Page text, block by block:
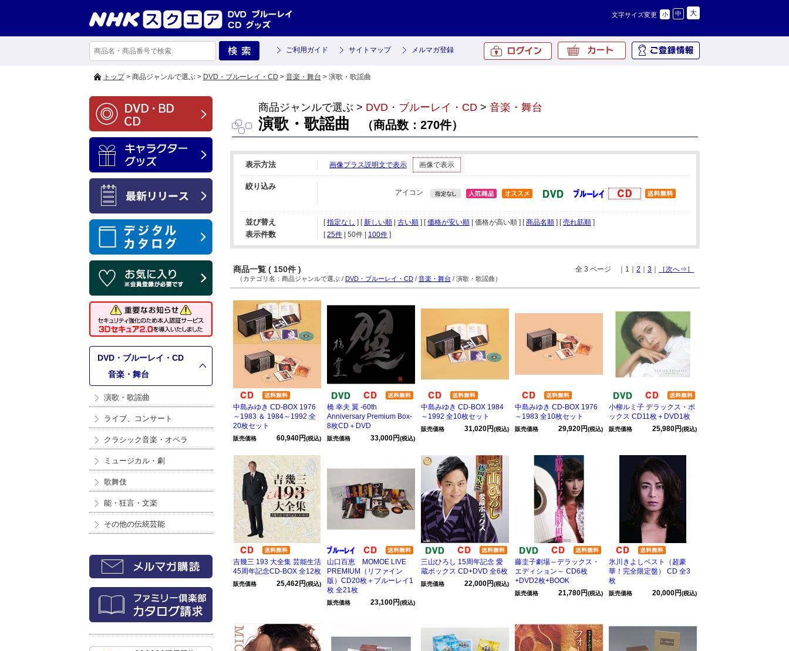
文字サイズ変更 小 中 大
ご利用ガイド サイトマップ メルマガ登録
トップ> 商品ジャンルで選ぶ > DVD・ブルーレイ・CD > 音楽・舞台 > 演歌・歌謡曲
DVD・ブルーレイ・CD
音楽・舞台
演歌・歌謡曲
ライブ、コンサート
クラシック音楽・オペラ
ミュージカル・劇
歌舞伎
能・狂言・文楽
その他の伝統芸能
商品ジャンルで選ぶ > DVD・ブルーレイ・CD > 音楽・舞台
演歌・歌謡曲 （商品数：270件）
表示方法 画像プラス説明文で表示 画像で表示
絞り込み
アイコン
並び替え [指定なし ] [新しい順 古い順 ] [価格が安い順 | 価格が高い順 ] [商品名順 ] [売れ筋順 ]
表示件数 [ 25件 50件 100件 ]
商品一覧 ( 150件 ) 全 3 ページ ｜1｜ 2 3 ［次へ⇒］
（カテゴリ名：商品ジャンルで選ぶ / DVD・ブルーレイ・CD / 音楽・舞台 / 演歌・歌謡曲）
中島みゆき CD-BOX 1976
～1983 ＆ 1984～1992 全
20枚セット
販売価格 60,940円(税込)
橋 幸夫 翼 -60th
Anniversary Premium Box-
8枚CD＋DVD
販売価格 33,000円(税込)
中島みゆき CD-BOX 1984
～1992 全10枚セット
販売価格 31,020円(税込)
中島みゆき CD-BOX 1976
～1983 全10枚セット
販売価格 29,920円(税込)
小柳ルミ子 デラックス・ボ
ックス CD11枚＋DVD1枚
販売価格 25,980円(税込)
吉幾三 193 大全集 芸能生活
45周年記念CD-BOX 全12枚
販売価格 25,462円(税込)
山口百恵 MOMOE LIVE
PREMIUM（リファイン
版）CD20枚＋ブルーレイ1
枚 全21枚
販売価格 23,100円(税込)
三山ひろし 15周年記念 愛
蔵ボックス CD+DVD 全6枚
販売価格 22,000円(税込)
藤圭子劇場～デラックス・
エディション～ CD6枚
+DVD2枚+BOOK
販売価格 21,780円(税込)
氷川きよしベスト（超豪
華！完全限定盤） CD 全3
枚
販売価格 20,000円(税込)